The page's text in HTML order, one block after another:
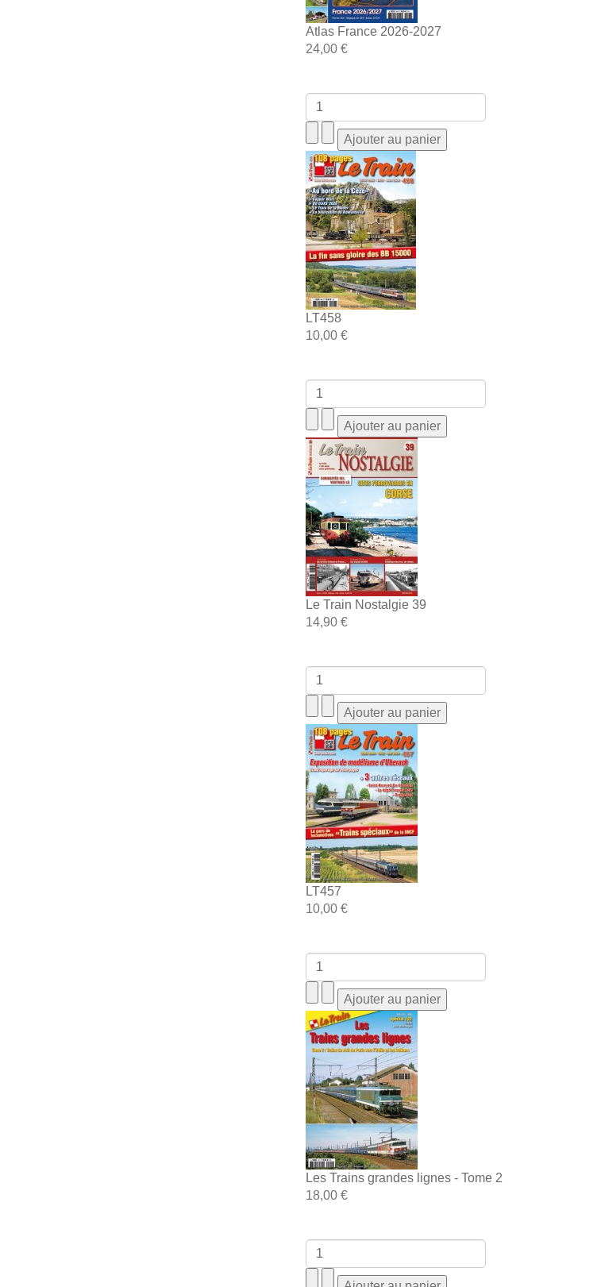
Atlas France 2026-2027
24,00 €
LT458
10,00 €
Le Train Nostalgie 39
14,90 €
LT457
10,00 €
Les Trains grandes lignes - Tome 2
18,00 €